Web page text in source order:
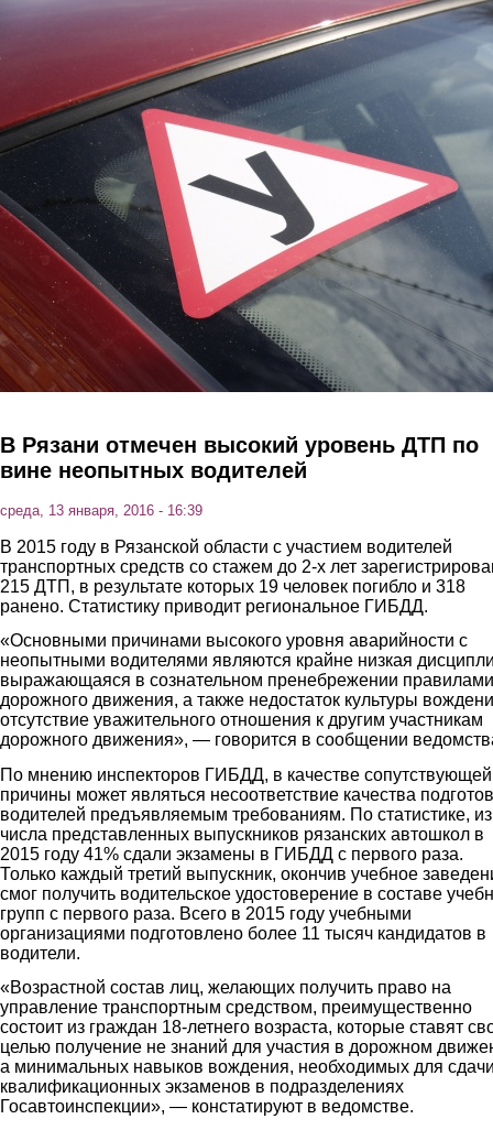
Перейти к основному содержанию
В Рязани отмечен высокий уровень ДТП по
вине неопытных водителей
среда, 13 января, 2016 - 16:39
В 2015 году в Рязанской области с участием водителей
транспортных средств со стажем до 2-х лет
215 ДТП, в результате которых 19 человек погибло и 318
ранено. Статистику приводит региональное ГИБДД.
«Основными причинами высокого уровня аварийности с
неопытными водителями являются крайне низкая
выражающаяся в сознательном пренебрежении правилами
дорожного движения, а также недостаток культуры
отсутствие уважительного отношения к другим участникам
дорожного движения», — говорится в сообщении
По мнению инспекторов ГИБДД, в качестве сопутствующей
причины может являться несоответствие качества
водителей предъявляемым требованиям. По статистике, из
числа представленных выпускников рязанских автошкол в
2015 году 41% сдали экзамены в ГИБДД с первого раза.
Только каждый третий выпускник, окончив учебное
смог получить водительское удостоверение в составе
групп с первого раза. Всего в 2015 году учебными
организациями подготовлено более 11 тысяч кандидатов в
водители.
«Возрастной состав лиц, желающих получить право на
управление транспортным средством, преимущественно
состоит из граждан 18-летнего возраста, которые ставят
целью получение не знаний для участия в дорожном
а минимальных навыков вождения, необходимых для
квалификационных экзаменов в подразделениях
Госавтоинспекции», — констатируют в ведомстве.